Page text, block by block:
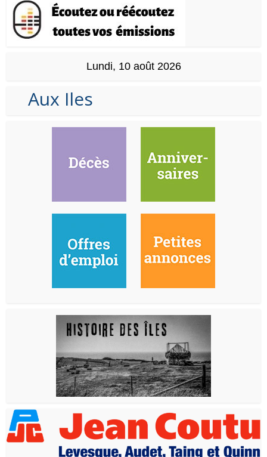
Lundi, 10 août 2026
Aux Iles